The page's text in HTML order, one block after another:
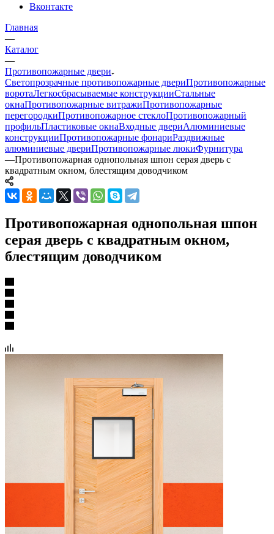
Вконтакте
Главная
—
Каталог
—
Противопожарные двери
Светопрозрачные противопожарные двериПротивопожарные
воротаЛегкосбрасываемые конструкцииСтальные
окнаПротивопожарные витражиПротивопожарные
перегородкиПротивопожарное стеклоПротивопожарный
профильПластиковые окнаВходные двериАлюминиевые
конструкцииПротивопожарные фонариРаздвижные
алюминиевые двериПротивопожарные люкиФурнитура
—Противопожарная однопольная шпон серая дверь с
квадратным окном, блестящим доводчиком
Противопожарная однопольная шпон
серая дверь с квадратным окном,
блестящим доводчиком